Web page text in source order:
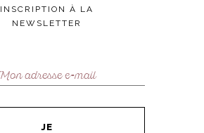
INSCRIPTION À LA
NEWSLETTER
JE